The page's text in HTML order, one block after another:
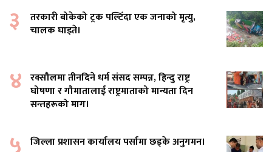
३
तरकारी बोकेको ट्रक पल्टिँदा एक जनाको मृत्यु,
चालक घाइते।
४ रक्सौलमा तीनदिने धर्म संसद सम्पन्न, हिन्दु राष्ट्र
घोषणा र गौमातालाई राष्ट्रमाताको मान्यता दिन
सन्तहरूको माग।
जिल्ला प्रशासन कार्यालय पर्सामा छड्के अनुगमन।